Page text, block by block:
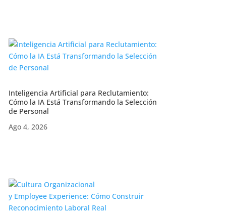
Inteligencia Artificial para Reclutamiento:
Cómo la IA Está Transformando la Selección
de Personal
Ago 4, 2026